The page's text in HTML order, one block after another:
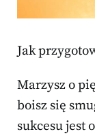
Jak
Marzysz o
boisz się
sukcesu jest